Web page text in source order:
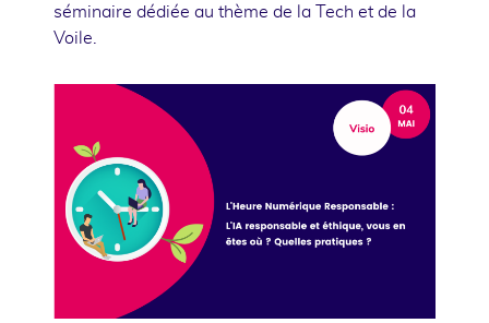
séminaire dédiée au thème de la Tech et de la
Voile.